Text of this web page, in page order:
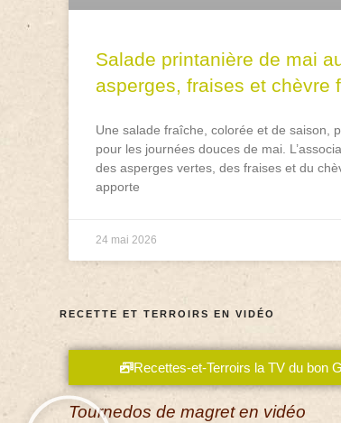
Salade printanière de mai
asperges, fraises et chèvre
Une salade fraîche, colorée et de saison,
pour les journées douces de mai.
des asperges vertes, des fraises et du
apporte
24 mai 2026
RECETTE ET TERROIRS EN VIDÉO
Recettes-et-Terroirs la TV du bon
Tournedos de magret en vidéo